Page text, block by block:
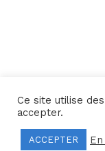
Mentions
Ce site utilise
accepter.
ACCEPTER